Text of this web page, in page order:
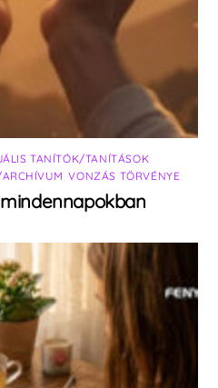
TANÍTÓK/TANÍTÁSOK
,VONZÁS TÖRVÉNYE